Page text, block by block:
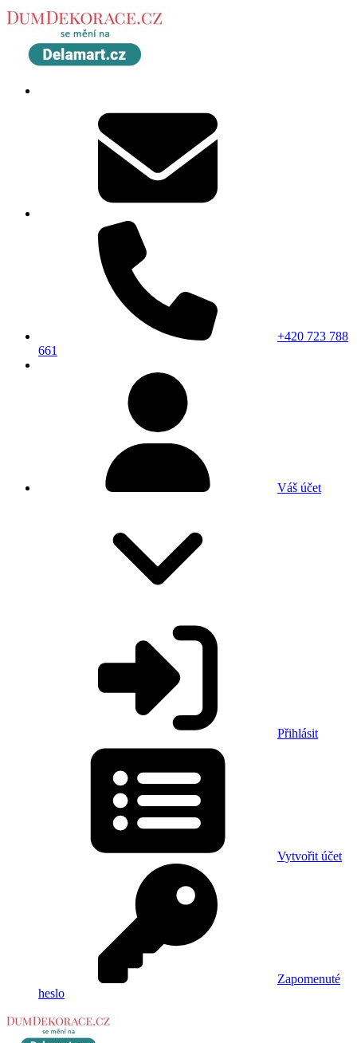
+420 723 788
661
Váš účet
Přihlásit
Vytvořit účet
Zapomenuté
heslo